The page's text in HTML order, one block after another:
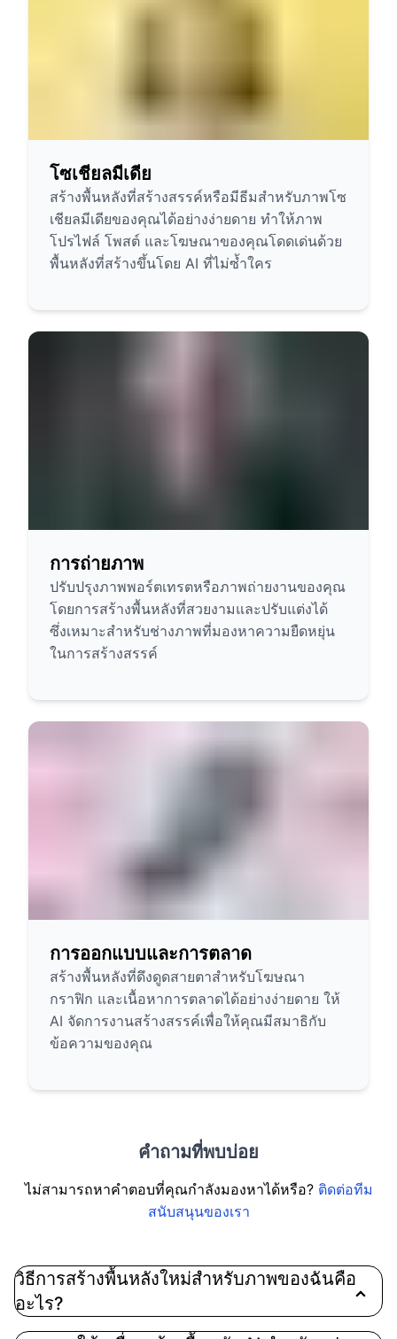
โซเชียลมีเดีย
สร้างพื้นหลังที่สร้างสรรค์หรือมีธีมสำหรับภาพโซ
เชียลมีเดียของคุณได้อย่างง่ายดาย ทำให้ภาพ
โปรไฟล์ โพสต์ และโฆษณาของคุณโดดเด่นด้วย
พื้นหลังที่สร้างขึ้นโดย AI ที่ไม่ซ้ำใคร
การถ่ายภาพ
ปรับปรุงภาพพอร์ตเทรตหรือภาพถ่ายงานของคุณ
โดยการสร้างพื้นหลังที่สวยงามและปรับแต่งได้
ซึ่งเหมาะสำหรับช่างภาพที่มองหาความยืดหยุ่น
ในการสร้างสรรค์
การออกแบบและการตลาด
สร้างพื้นหลังที่ดึงดูดสายตาสำหรับโฆษณา
กราฟิก และเนื้อหาการตลาดได้อย่างง่ายดาย ให้
AI จัดการงานสร้างสรรค์เพื่อให้คุณมีสมาธิกับ
ข้อความของคุณ
คำถามที่พบบ่อย
ไม่สามารถหาคำตอบที่คุณกำลังมองหาได้หรือ? ติดต่อทีม
สนับสนุนของเรา
วิธีการสร้างพื้นหลังใหม่สำหรับภาพของฉันคือ
อะไร?
เพียงแค่โหลดภาพของคุณ จากนั้นเลือกหรือสั่งให้ AI